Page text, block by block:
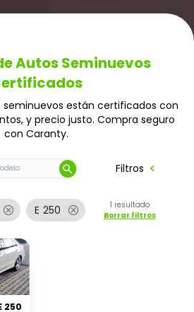
Autos Seminuevos
seminuevos están certificados con
y precio justo. Compra seguro
con Caranty.
o modelo
search Filtros chevron_left
cancel E 250 cancel 1 resultado
Borrar filtros
250